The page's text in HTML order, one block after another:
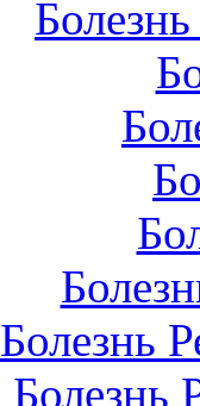
Болезнь
Болезнь